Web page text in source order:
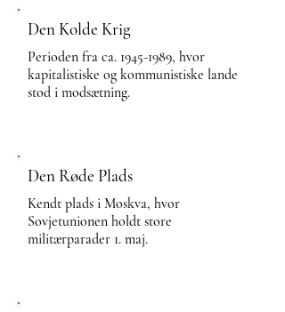
Den Kolde Krig
Perioden fra ca. 1945-1989, hvor
kapitalistiske og kommunistiske lande
stod i modsætning.
Den Røde Plads
Kendt plads i Moskva, hvor
Sovjetunionen holdt store
militærparader 1. maj.